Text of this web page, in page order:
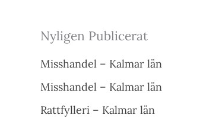
Nyligen Publicerat
Misshandel – Kalmar län
Misshandel – Kalmar län
Rattfylleri – Kalmar län